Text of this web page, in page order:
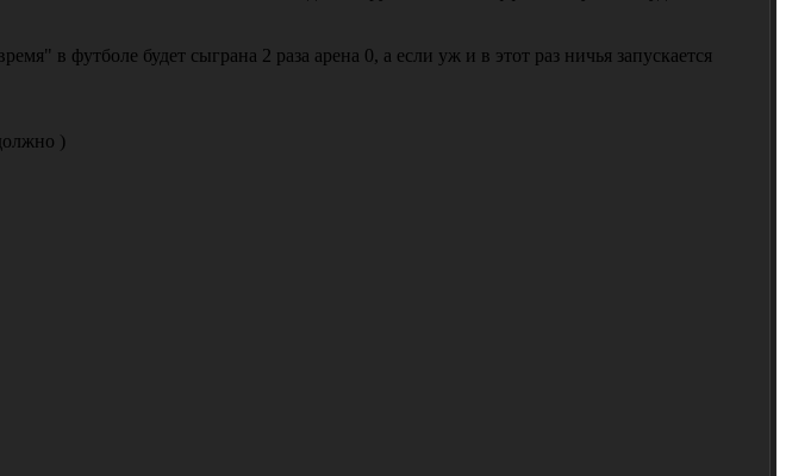
в футболе будет сыграна 2 раза арена 0, а если уж и в этот раз ничья запускается
)